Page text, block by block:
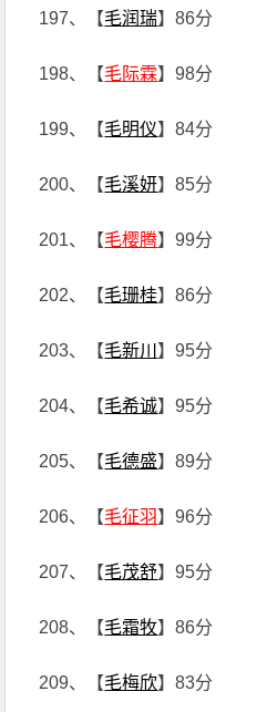
197、【毛润瑞】86分
198、【毛际霖】98分
199、【毛明仪】84分
200、【毛溪妍】85分
201、【毛樱腾】99分
202、【毛珊桂】86分
203、【毛新川 】95分
204、【毛希诚】95分
205、【毛德盛】89分
206、【毛征羽】96分
207、【毛茂舒】95分
208、【毛霜牧】86分
209、【毛梅欣】83分